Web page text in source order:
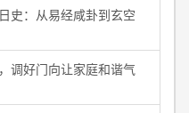
史：从易经咸卦到玄空
调好门向让家庭和谐气